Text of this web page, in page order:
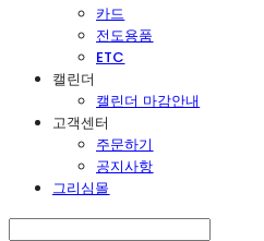
카드
전도용품
ETC
캘린더
캘린더 마감안내
고객센터
주문하기
공지사항
그리심몰